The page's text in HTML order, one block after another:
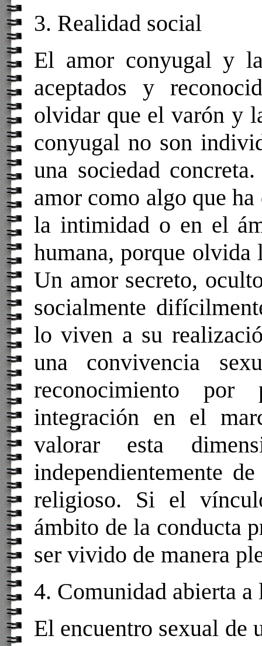
3. Realidad social
El amor conyugal y
aceptados y
olvidar que el varón y
conyugal no son
una sociedad
amor como algo que
la intimidad o en el
humana, porque olvida
Un amor secreto,
socialmente
lo viven a su
una convivencia
reconocimiento
integración en el
valorar esta
independientemente
religioso. Si el
ámbito de la conducta
ser vivido de manera
4. Comunidad abierta a
El encuentro sexual de